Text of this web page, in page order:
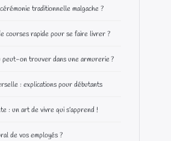
traditionnelle malgache ?
courses rapide pour se faire livrer ?
peut-on trouver dans une armurerie ?
: explications pour débutants
: un art de vivre qui s’apprend !
de vos employés ?